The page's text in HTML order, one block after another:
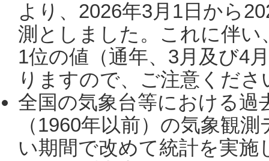
より、2026年3月1日から
測としました。これに伴い
1位の値（通年、3月及び4
りますので、ご注意くだ
全国の気象台等における過
（1960年以前）の気象観
い期間で改めて統計を実